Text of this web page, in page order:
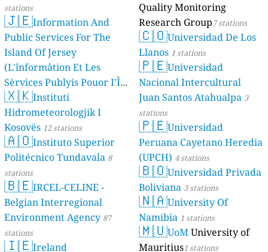
stations
🇯🇪Information And
Public Services For The
Island Of Jersey
(L'înformâtion Et Les
Sèrvices Publyis Pouor I'Île
Dé Jèrri) 2 stations
🇽🇰Instituti
Hidrometeorologjik I
Kosovës 12 stations
🇦🇴Instituto Superior
Politécnico Tundavala 8
stations
🇧🇪IRCEL-CELINE -
Belgian Interregional
Environment Agency 87
stations
🇮🇪Ireland
Quality Monitoring
Research Group7 stations
🇨🇴Universidad De Los
Llanos 1 stations
🇵🇪Universidad
Nacional Intercultural
Juan Santos Atahualpa 3
stations
🇵🇪Universidad
Peruana Cayetano Heredia
(UPCH) 4 stations
🇧🇴Universidad Privada
Boliviana 3 stations
🇳🇦University Of
Namibia 1 stations
🇲🇺UoMUniversity of
Mauritius1 stations